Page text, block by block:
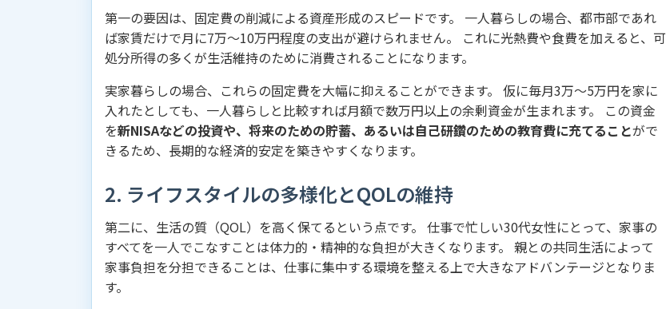
第一の要因は、固定費の削減による資産形成のスピードです。 一人暮らしの場合、都市部であれ
ば家賃だけで月に7万〜10万円程度の支出が避けられません。 これに光熱費や食費を加えると、可
処分所得の多くが生活維持のために消費されることになります。
実家暮らしの場合、これらの固定費を大幅に抑えることができます。 仮に毎月3万〜5万円を家に
入れたとしても、一人暮らしと比較すれば月額で数万円以上の余剰資金が生まれます。 この資金
を新NISAなどの投資や、将来のための貯蓄、あるいは自己研鑽のための教育費に充てることがで
きるため、長期的な経済的安定を築きやすくなります。
2. ライフスタイルの多様化とQOLの維持
第二に、生活の質（QOL）を高く保てるという点です。 仕事で忙しい30代女性にとって、家事の
すべてを一人でこなすことは体力的・精神的な負担が大きくなります。 親との共同生活によって
家事負担を分担できることは、仕事に集中する環境を整える上で大きなアドバンテージとなりま
す。